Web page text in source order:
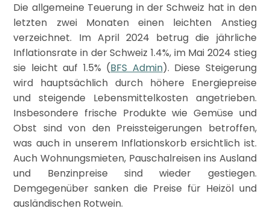
Die allgemeine Teuerung in der Schweiz hat in den
letzten zwei Monaten einen leichten Anstieg
verzeichnet. Im April 2024 betrug die jährliche
Inflationsrate in der Schweiz 1.4%, im Mai 2024 stieg
sie leicht auf 1.5%​ (BFS Admin)​. Diese Steigerung
wird hauptsächlich durch höhere Energiepreise
und steigende Lebensmittelkosten angetrieben.
Insbesondere frische Produkte wie Gemüse und
Obst sind von den Preissteigerungen betroffen,
was auch in unserem Inflationskorb ersichtlich ist.
Auch Wohnungsmieten, Pauschalreisen ins Ausland
und Benzinpreise sind wieder gestiegen.
Demgegenüber sanken die Preise für Heizöl und
ausländischen Rotwein.